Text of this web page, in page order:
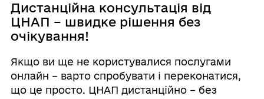
Дистанційна консультація від
ЦНАП – швидке рішення без
очікування!
Якщо ви ще не користувалися послугами
онлайн – варто спробувати і переконатися,
що це просто. ЦНАП дистанційно – без